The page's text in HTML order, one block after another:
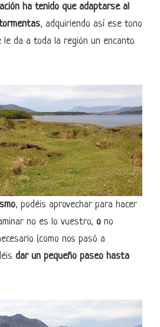
ha tenido que adaptarse al
, adquiriendo así ese tono
da a toda la región un encanto
, podéis aprovechar para hacer
no es lo vuestro, o no
(como nos pasó a
dar un pequeño paseo hasta